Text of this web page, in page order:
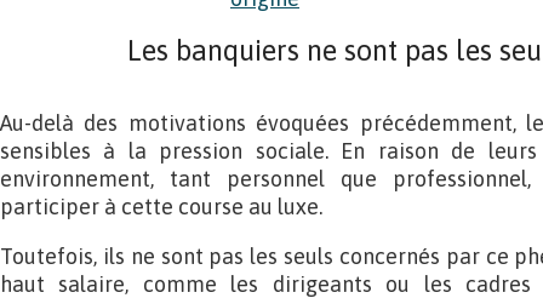
Les banquiers ne sont pas les
Au-delà des motivations évoquées précédemment,
sensibles à la pression sociale. En raison de
environnement, tant personnel que
participer à cette course au luxe.
Toutefois, ils ne sont pas les seuls concernés par ce
haut salaire, comme les dirigeants ou les